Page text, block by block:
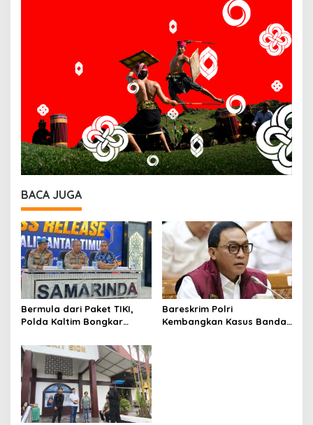
BACA JUGA
Bermula dari Paket TIKI,
Polda Kaltim Bongkar
Libatkan Kasat Resnarkoba
Kukar
Bareskrim Polri
Kembangkan Kasus Bandar